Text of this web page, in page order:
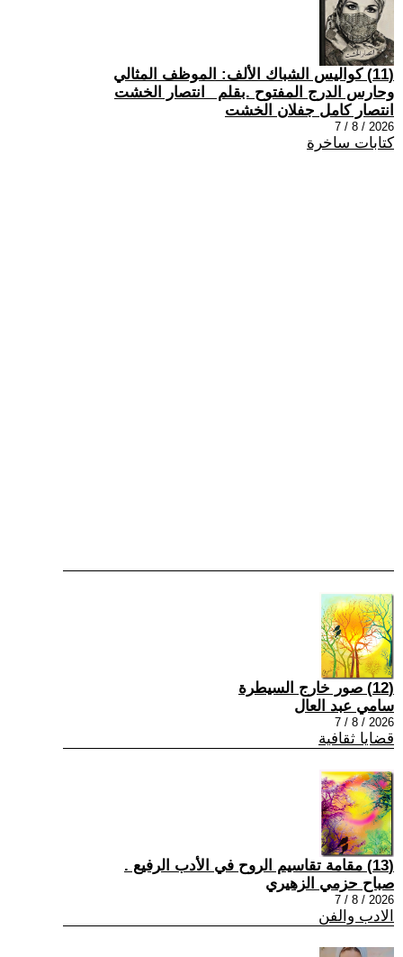
(11) كواليس الشباك الألف: الموظف المثالي
وحارس الدرج المفتوح .بقلم _انتصار الخشت
انتصار كامل جفلان الخشت
2026 / 8 / 7
كتابات ساخرة
(12) صور خارج السيطرة
سامي عبد العال
2026 / 8 / 7
قضايا ثقافية
(13) مقامة تقاسيم الروح في الأدب الرفيع .
صباح حزمي الزهيري
2026 / 8 / 7
الادب والفن